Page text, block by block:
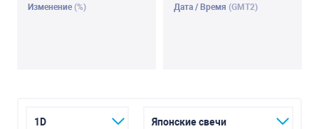
Изменение (%) Дата / Время (GMT2)
1D Японские свечи